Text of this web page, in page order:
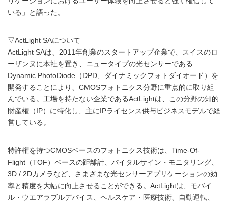
いる」と語った。
▽ActLight SAについて
ActLight SAは、2011年創業のスタートアップ企業で、スイスのロ
ーザンヌに本社を置き、ニュータイプの光センサーである
Dynamic PhotoDiode（DPD、ダイナミックフォトダイオード）を
開発することにより、CMOSフォトニクス分野に重点的に取り組
んでいる。工場を持たない企業であるActLightは、この分野の知的
財産権（IP）に特化し、主にIPライセンス供与ビジネスモデルで経
営している。
特許権を持つCMOSベースのフォトニクス技術は、Time-Of-
Flight（TOF）ベースの距離計、バイタルサイン・モニタリング、
3D / 2Dカメラなど、さまざまな光センサーアプリケーションの効
率と精度を大幅に向上させることができる。ActLightは、モバイ
ル・ウエアラブルデバイス、ヘルスケア・医療技術、自動運転、